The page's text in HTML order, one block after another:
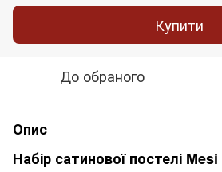
Купити
До обраного
Опис
Набір сатинової постелі